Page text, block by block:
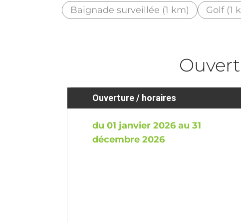
Baignade surveillée (1 km) Golf (1
Ouverture / horaires
du 01 janvier 2026 au 31
décembre 2026